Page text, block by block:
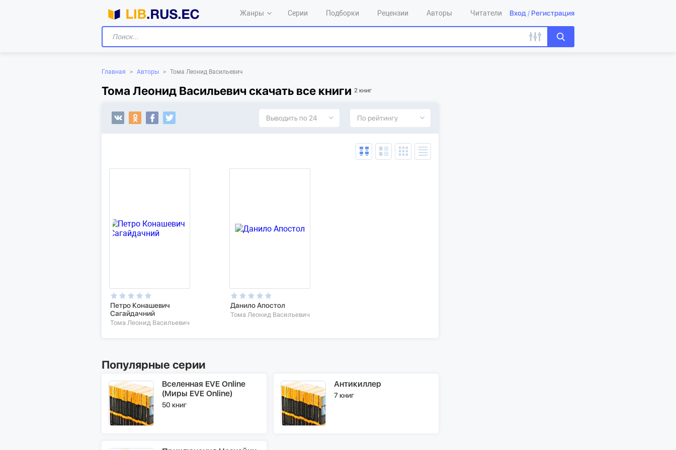
Жанры Серии Подборки Рецензии Авторы Читатели Вход / Регистрация
Главная > Авторы > Тома Леонид Васильевич
Тома Леонид Васильевич скачать все книги 2 книг
Выводить по 24 По рейтингу
Петро Конашевич
Сагайдачний
Тома Леонид Васильевич
Данило Апостол
Тома Леонид Васильевич
Популярные серии
Вселенная EVE Online
(Миры EVE Online)
50 книг
Антикиллер
7 книг